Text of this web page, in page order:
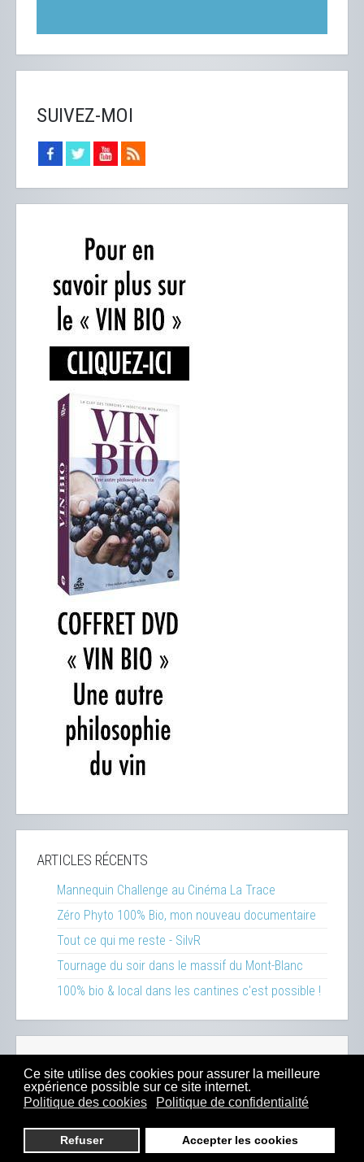
Ce site utilise des cookies pour assurer la meilleure
expérience possible sur ce site internet.
Politique des cookies
Politique de confidentialité
Refuser Accepter les cookies
SUIVEZ-MOI
ARTICLES RÉCENTS
Mannequin Challenge au Cinéma La Trace
Zéro Phyto 100% Bio, mon nouveau documentaire
Tout ce qui me reste - SilvR
Tournage du soir dans le massif du Mont-Blanc
100% bio & local dans les cantines c'est possible !
Sitemap-Mentions Légales-Contact- Boutique
© 2023Dahu Production- Tous droits réservés -